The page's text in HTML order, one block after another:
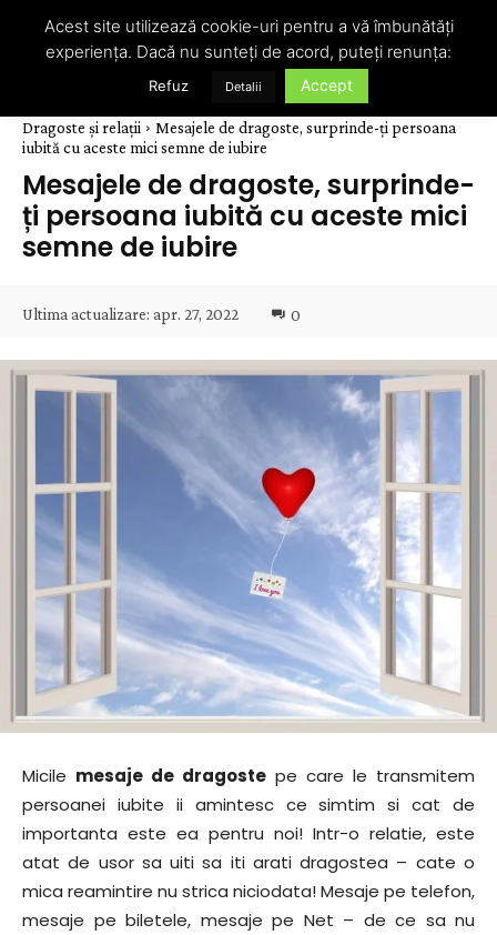
Dragoste și relații
Mesajele de dragoste, surprinde-ți persoana
iubită cu aceste mici semne de iubire
Mesajele de dragoste, surprinde-
ți persoana iubită cu aceste mici
semne de iubire
Ultima actualizare: apr. 27, 2022 0
Micile mesaje de dragoste pe care le transmitem
persoanei iubite ii amintesc ce simtim si cat de
importanta este ea pentru noi! Intr-o relatie, este
atat de usor sa uiti sa iti arati dragostea – cate o
mica reamintire nu strica niciodata! Mesaje pe telefon,
mesaje pe biletele, mesaje pe Net – de ce sa nu
Acest site utilizează cookie-uri pentru a vă îmbunătăți
experiența. Dacă nu sunteți de acord, puteți renunța:
Refuz Detalii Accept